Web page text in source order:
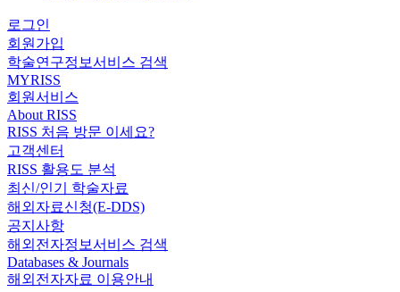
로그인
회원가입
학술연구정보서비스 검색
MYRISS
회원서비스
About RISS
RISS 처음 방문 이세요?
고객센터
RISS 활용도 분석
최신/인기 학술자료
해외자료신청(E-DDS)
공지사항
해외전자정보서비스 검색
Databases & Journals
해외전자자료 이용안내